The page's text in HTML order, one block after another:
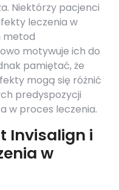
Niektórzy pacjenci
leczenia w
metod
motywuje ich do
pamiętać, że
mogą się różnić
predyspozycji
w proces leczenia.
Invisalign i
w